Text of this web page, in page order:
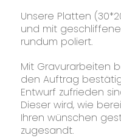
Unsere Platten
und mit
rundum poliert.
Mit Gravurarbeiten
den Auftrag
Entwurf zufrieden
Dieser wird, wie
Ihren wünschen
zugesandt.